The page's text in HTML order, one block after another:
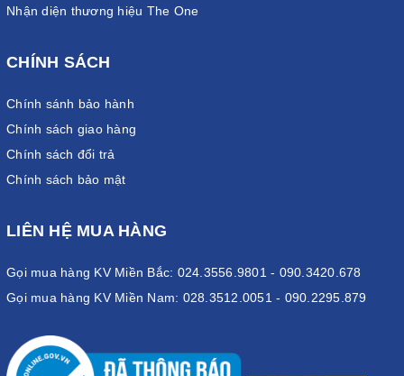
Nhận diện thương hiệu The One
CHÍNH SÁCH
Chính sánh bảo hành
Chính sách giao hàng
Chính sách đổi trả
Chính sách bảo mật
LIÊN HỆ MUA HÀNG
Gọi mua hàng KV Miền Bắc: 024.3556.9801 - 090.3420.678
Gọi mua hàng KV Miền Nam: 028.3512.0051 - 090.2295.879